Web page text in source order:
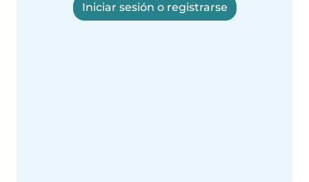
Iniciar sesión o registrarse